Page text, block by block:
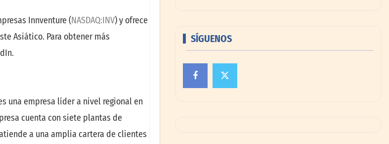
Innventure (NASDAQ:INV) y ofrece
Asiático. Para obtener más
una empresa líder a nivel regional en
cuenta con siete plantas de
a una amplia cartera de clientes
SÍGUENOS